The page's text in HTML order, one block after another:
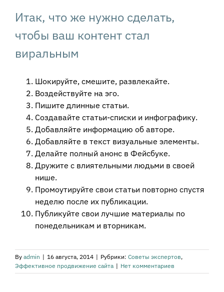
Итак, что же нужно сделать,
чтобы ваш контент стал
виральным
Шокируйте, смешите, развлекайте.
Воздействуйте на эго.
Пишите длинные статьи.
Создавайте статьи-списки и инфографику.
Добавляйте информацию об авторе.
Добавляйте в текст визуальные элементы.
Делайте полный анонс в Фейсбуке.
Дружите с влиятельными людьми в своей
нише.
Промоутируйте свои статьи повторно спустя
неделю после их публикации.
Публикуйте свои лучшие материалы по
понедельникам и вторникам.
By admin | 16 августа, 2014 | Рубрики: Советы экспертов,
Эффективное продвижение сайта | Нет комментариев